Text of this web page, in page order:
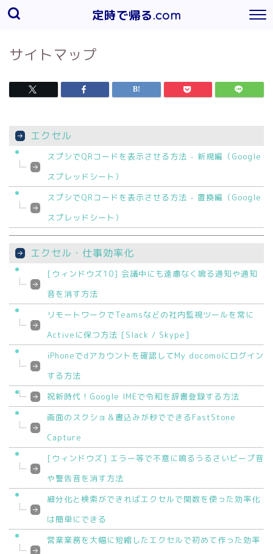
定時で帰る.com
サイトマップ
エクセル
スプシでQRコードを表示させる方法 - 新規編（Google
スプレッドシート）
スプシでQRコードを表示させる方法 - 置換編（Google
スプレッドシート）
エクセル・仕事効率化
[ウィンドウズ10] 会議中にも遠慮なく鳴る通知や通知
音を消す方法
リモートワークでTeamsなどの社内監視ツールを常に
Activeに保つ方法 [Slack / Skype]
iPhoneでdアカウントを確認してMy docomoにログイン
する方法
祝新時代！Google IMEで令和を辞書登録する方法
画面のスクショ＆書込みが秒でできるFastStone
Capture
[ウィンドウズ] エラー等で不意に鳴るうるさいビープ音
や警告音を消す方法
細分化と検索ができればエクセルで関数を使った効率化
は簡単にできる
営業業務を大幅に短縮したエクセルで初めて作った効率